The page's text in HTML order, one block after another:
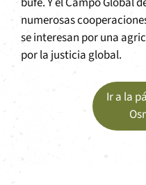
numerosas
se interesan por una
por la justicia global.
Ir a la